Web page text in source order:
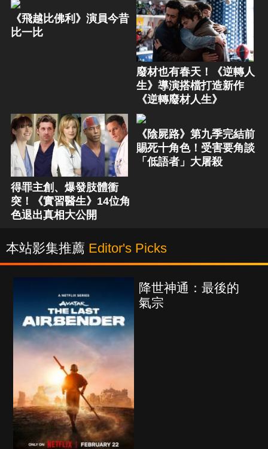
《飛越比佛利》演員今昔
比一比
廢材也有春天！《逆轉人
生》導演搭檔打造新作
《逆轉廢材人生》
得罪主創、爆發肢體衝
突！《實習醫生》14位角
色退出真相大公開
《陰屍路》第九季完結前
賜死十角色！受害要角談
「低語者」大屠殺
本站影集推薦 Editor's Picks
降世神通：最後的
氣宗